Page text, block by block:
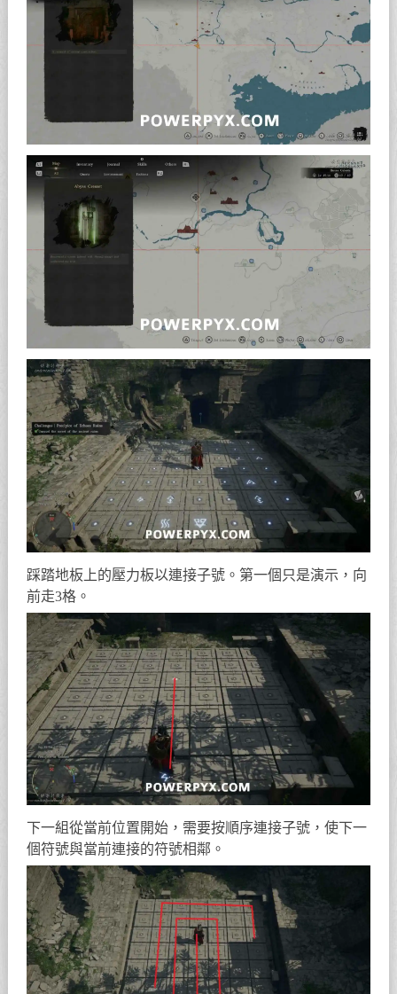
踩踏地板上的壓力板以連接子號。第一個只是演示，向
前走3格。
下一組從當前位置開始，需要按順序連接子號，使下一
個符號與當前連接的符號相鄰。